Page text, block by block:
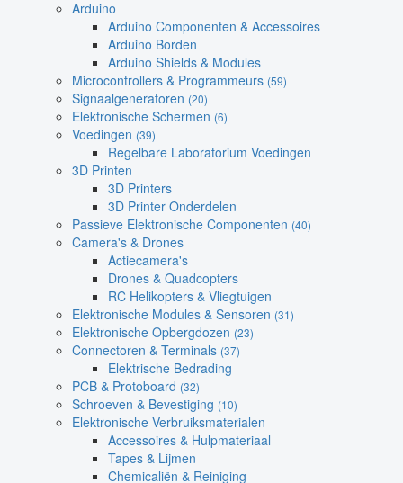
Arduino
Arduino Componenten & Accessoires
Arduino Borden
Arduino Shields & Modules
Microcontrollers & Programmeurs (59)
Signaalgeneratoren (20)
Elektronische Schermen (6)
Voedingen (39)
Regelbare Laboratorium Voedingen
3D Printen
3D Printers
3D Printer Onderdelen
Passieve Elektronische Componenten (40)
Camera's & Drones
Actiecamera's
Drones & Quadcopters
RC Helikopters & Vliegtuigen
Elektronische Modules & Sensoren (31)
Elektronische Opbergdozen (23)
Connectoren & Terminals (37)
Elektrische Bedrading
PCB & Protoboard (32)
Schroeven & Bevestiging (10)
Elektronische Verbruiksmaterialen
Accessoires & Hulpmateriaal
Tapes & Lijmen
Chemicaliën & Reiniging